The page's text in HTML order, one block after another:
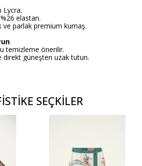
Lycra.
elastan.
ve parlak premium kumaş.
temizleme önerilir.
direkt güneşten uzak tutun.
SEÇKİLER